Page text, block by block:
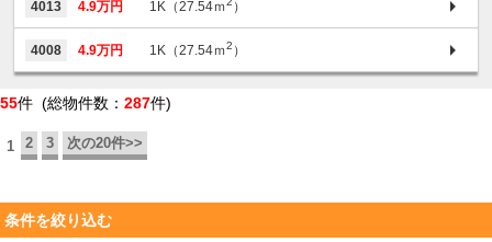
4013 4.9万円 1K（27.54ｍ ）
4008 4.9万円 1K（27.54ｍ2 ）
55件 (総物件数： 287件)
1 2 3 次の20件>>
条件を絞り込む